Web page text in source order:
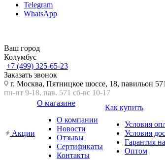
Telegram
WhatsApp
Ваш город
Колумбус
+7 (499) 325-65-23
Заказать звонок
г. Москва, Пятницкое шоссе, 18, павильон
пн-пт 9-18, пав. 571 сб-вс 10-17
Акции
О магазине
О компании
Новости
Отзывы
Сертификаты
Контакты
Как купить
Условия
Условия
Гарантия
Оптом